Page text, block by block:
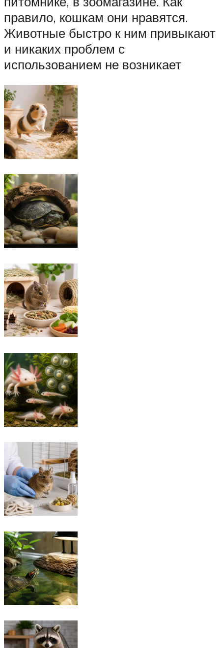
правило, кошкам они нравятся.
Животные быстро к ним привыкают
и никаких проблем с
использованием не возникает